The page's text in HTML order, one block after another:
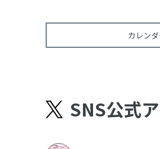
カレン
SNS公式